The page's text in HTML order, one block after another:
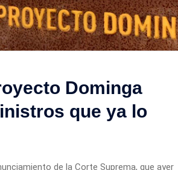
Dominga
que ya lo
de la Corte Suprema, que ayer